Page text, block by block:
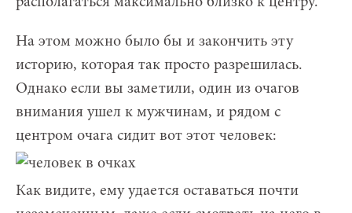
На этом можно было бы и закончить эту
историю, которая так просто разрешилась.
Однако если вы заметили, один из очагов
внимания ушел к мужчинам, и рядом с
центром очага сидит вот этот человек:
Как видите, ему удается оставаться почти